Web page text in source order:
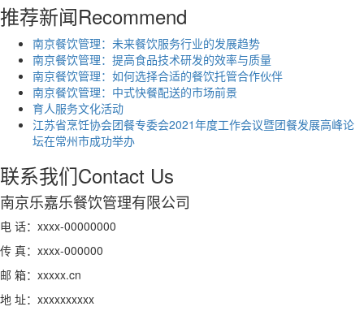
推荐新闻Recommend
南京餐饮管理：未来餐饮服务行业的发展趋势
南京餐饮管理：提高食品技术研发的效率与质量
南京餐饮管理：如何选择合适的餐饮托管合作伙伴
南京餐饮管理：中式快餐配送的市场前景
育人服务文化活动
江苏省烹饪协会团餐专委会2021年度工作会议暨团餐发展高峰论
坛在常州市成功举办
联系我们Contact Us
南京乐嘉乐餐饮管理有限公司
电 话：xxxx-00000000
传 真：xxxx-000000
邮 箱：xxxxx.cn
地 址：xxxxxxxxxx